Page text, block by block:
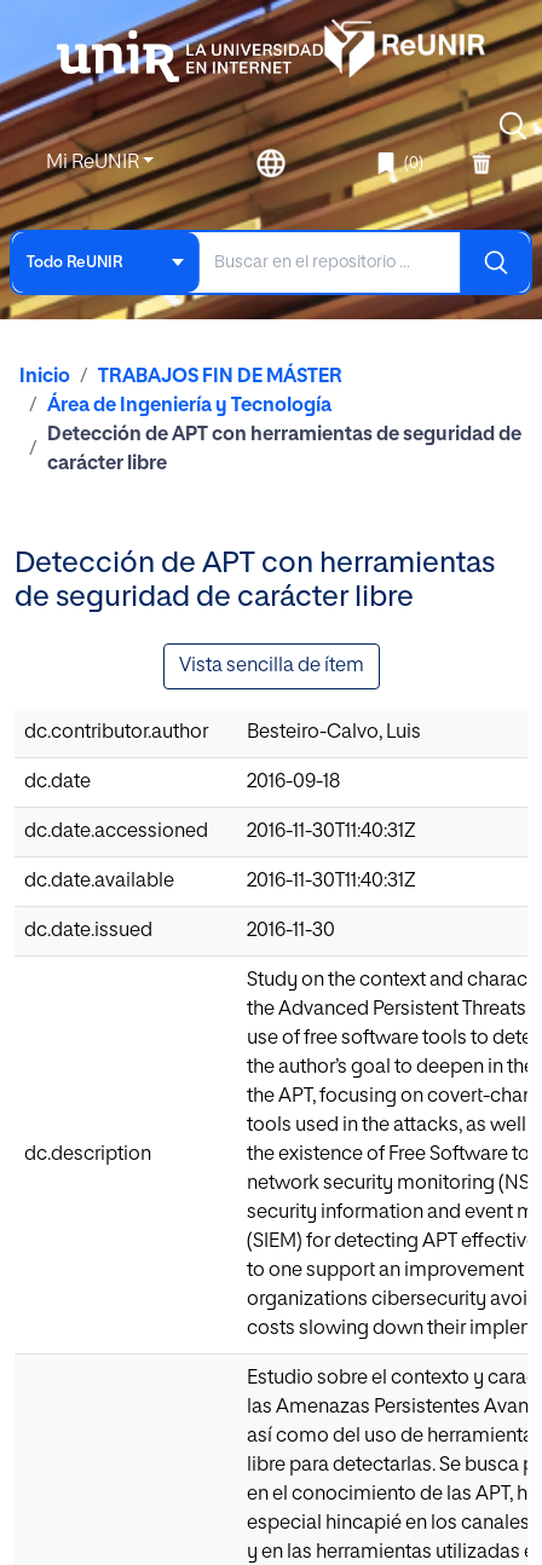
Mi ReUNIR (0)
Todo ReUNIR
Inicio
TRABAJOS FIN DE MÁSTER
Área de Ingeniería y Tecnología
Detección de APT con herramientas de seguridad de
carácter libre
Detección de APT con herramientas
de seguridad de carácter libre
Vista sencilla de ítem
dc.contributor.author Besteiro-Calvo, Luis
dc.date 2016-09-18
dc.date.accessioned 2016-11-30T11:40:31Z
dc.date.available 2016-11-30T11:40:31Z
dc.date.issued 2016-11-30
dc.description
Study on the context and
the Advanced Persistent Threats
use of free software tools to
the author’s goal to deepen in
the APT, focusing on covert-
tools used in the attacks, as well
the existence of Free Software
network security monitoring
security information and event
(SIEM) for detecting APT
to one support an improvement in
organizations cibersecurity
costs slowing down their
Estudio sobre el contexto y
las Amenazas Persistentes
así como del uso de
libre para detectarlas. Se busca
en el conocimiento de las APT,
especial hincapié en los canales
y en las herramientas utilizadas